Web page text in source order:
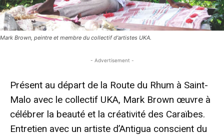
Mark Brown, peintre et membre du collectif d'artistes UKA.
- Advertisement -
Présent au départ de la Route du Rhum à Saint-
Malo avec le collectif UKA, Mark Brown œuvre à
célébrer la beauté et la créativité des Caraïbes.
Entretien avec un artiste d’Antigua conscient du